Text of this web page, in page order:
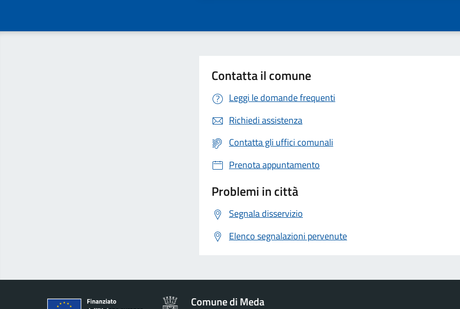
Contatta il comune
Leggi le domande frequenti
Richiedi assistenza
Contatta gli uffici comunali
Prenota appuntamento
Problemi in città
Segnala disservizio
Elenco segnalazioni pervenute
Comune di Meda